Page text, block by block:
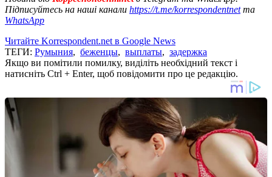
Підписуйтесь на наші канали https://t.me/korrespondentnetта
WhatsApp
Читайте Korrespondent.net в Google News
ТЕГИ: Румыния, беженцы, выплаты, задержка
Якщо ви помітили помилку, виділіть необхідний текст і
натисніть Ctrl + Enter, щоб повідомити про це редакцію.